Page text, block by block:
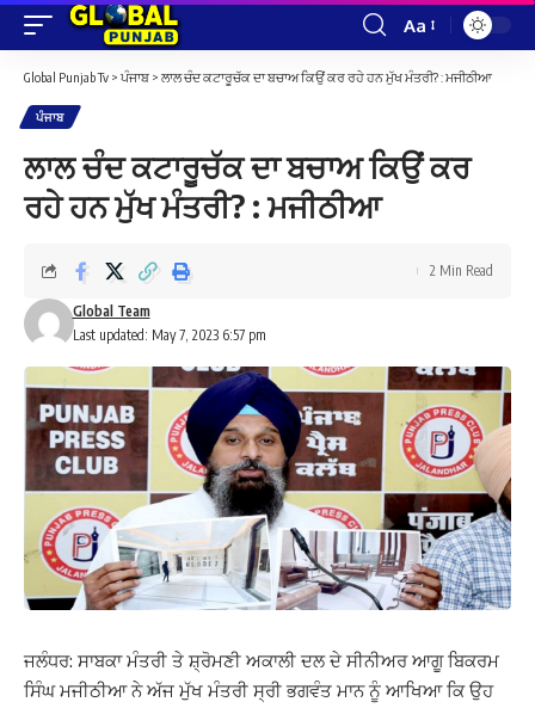
Font
Resizer
Aa
Global Punjab Tv > ਪੰਜਾਬ > ਲਾਲ ਚੰਦ ਕਟਾਰੂਚੱਕ ਦਾ ਬਚਾਅ ਕਿਉਂ ਕਰ ਰਹੇ ਹਨ ਮੁੱਖ ਮੰਤਰੀ? : ਮਜੀਠੀਆ
ਪੰਜਾਬ
ਲਾਲ ਚੰਦ ਕਟਾਰੂਚੱਕ ਦਾ ਬਚਾਅ ਕਿਉਂ ਕਰ
ਰਹੇ ਹਨ ਮੁੱਖ ਮੰਤਰੀ? : ਮਜੀਠੀਆ
Last updated: May 7, 2023 6:57 pm
Global Team
2 Min Read
ਜਲੰਧਰ: ਸਾਬਕਾ ਮੰਤਰੀ ਤੇ ਸ਼੍ਰੋਮਣੀ ਅਕਾਲੀ ਦਲ ਦੇ ਸੀਨੀਅਰ ਆਗੂ ਬਿਕਰਮ
ਸਿੰਘ ਮਜੀਠੀਆ ਨੇ ਅੱਜ ਮੁੱਖ ਮੰਤਰੀ ਸ੍ਰੀ ਭਗਵੰਤ ਮਾਨ ਨੂੰ ਆਖਿਆ ਕਿ ਉਹ